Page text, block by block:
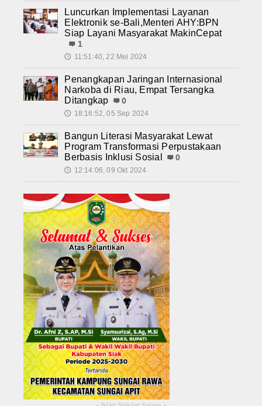
Luncurkan Implementasi Layanan
Elektronik se-Bali,Menteri AHY:BPN
Siap Layani Masyarakat MakinCepat
1
🕔 11:51:40, 22 Mei 2024
Penangkapan Jaringan Internasional
Narkoba di Riau, Empat Tersangka
Ditangkap
0
🕔 18:16:52, 05 Sep 2024
Bangun Literasi Masyarakat Lewat
Program Transformasi Perpustakaan
Berbasis Inklusi Sosial
0
🕔 12:14:06, 09 Okt 2024
Iklan Sidebar Kanan